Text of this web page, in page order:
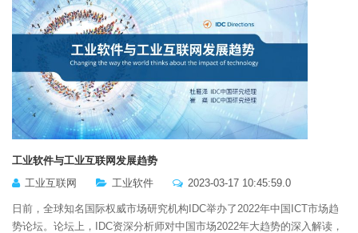
工业软件与工业互联网发展趋势
工业互联网
工业软件 2023-03-17 10:45:59.0
日前，全球知名国际权威市场研究机构IDC举办了2022年中国ICT市场趋
势论坛。论坛上，IDC资深分析师对中国市场2022年大趋势的深入解读，